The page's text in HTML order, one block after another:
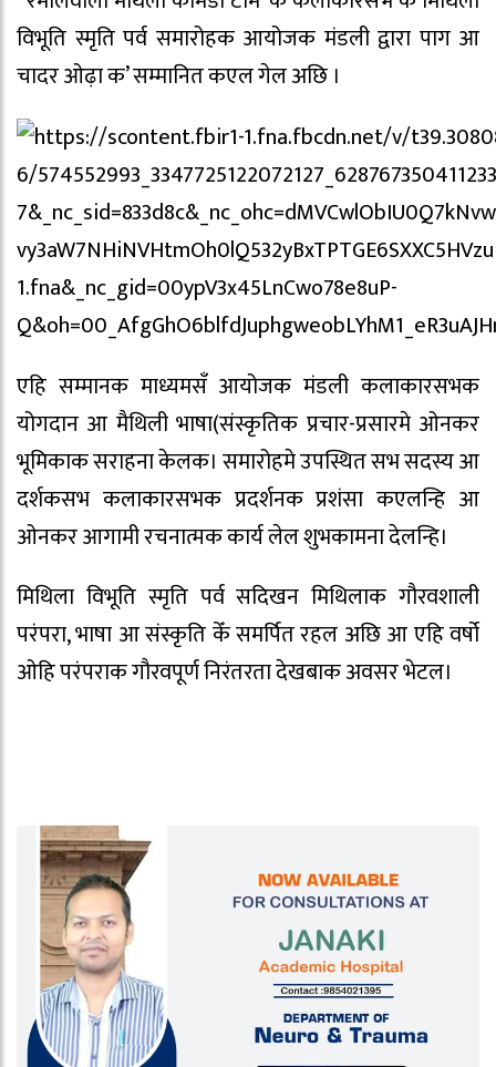
विभूति स्मृति पर्व समारोहक आयोजक मंडली द्वारा पाग आ
चादर ओढ़ा क’ सम्मानित कएल गेल अछि ।
एहि सम्मानक माध्यमसँ आयोजक मंडली कलाकारसभक
योगदान आ मैथिली भाषा(संस्कृतिक प्रचार-प्रसारमे ओनकर
भूमिकाक सराहना केलक। समारोहमे उपस्थित सभ सदस्य आ
दर्शकसभ कलाकारसभक प्रदर्शनक प्रशंसा कएलन्हि आ
ओनकर आगामी रचनात्मक कार्य लेल शुभकामना देलन्हि।
मिथिला विभूति स्मृति पर्व सदिखन मिथिलाक गौरवशाली
परंपरा, भाषा आ संस्कृति केँ समर्पित रहल अछि आ एहि वर्षो
ओहि परंपराक गौरवपूर्ण निरंतरता देखबाक अवसर भेटल।